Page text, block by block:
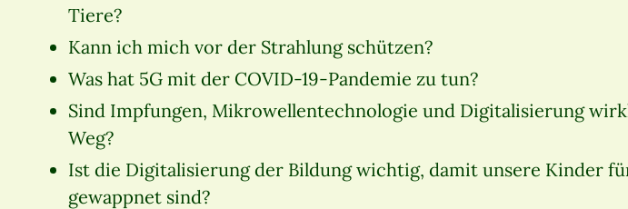
Tiere?
Kann ich mich vor der Strahlung schützen?
Was hat 5G mit der COVID-19-Pandemie zu tun?
Sind Impfungen, Mikrowellentechnologie und Digitalisierung
Weg?
Ist die Digitalisierung der Bildung wichtig, damit unsere Kinder
gewappnet sind?